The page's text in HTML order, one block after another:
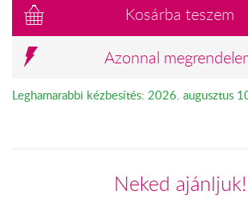
Kosárba teszem
Azonnal
Leghamarabbi kézbesítés: 2026. augusztus
Neked ajánljuk!